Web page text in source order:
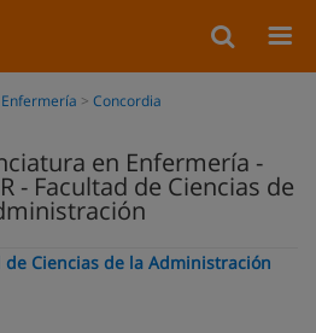
Enfermería Concordia
en Enfermería -
- Facultad de Ciencias de
de Ciencias de la Administración